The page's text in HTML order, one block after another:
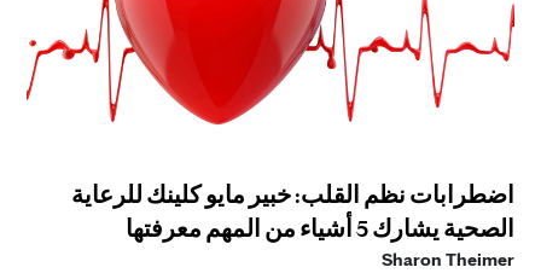
اضطرابات نظم القلب: خبير مايو كلينك للرعاية
الصحية يشارك 5 أشياء من المهم معرفتها
Sharon Theimer